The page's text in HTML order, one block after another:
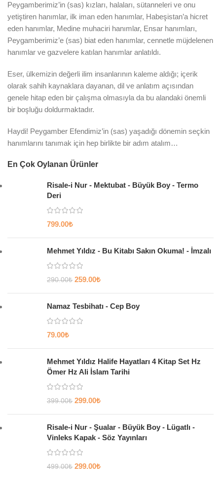
Peygamberimiz’in (sas) kızları, halaları, sütanneleri ve onu
yetiştiren hanımlar, ilk iman eden hanımlar, Habeşistan’a hicret
eden hanımlar, Medine muhaciri hanımlar, Ensar hanımları,
Peygamberimiz’e (sas) biat eden hanımlar, cennetle müjdelenen
hanımlar ve gazvelere katılan hanımlar anlatıldı.
Eser, ülkemizin değerli ilim insanlarının kaleme aldığı; içerik
olarak sahih kaynaklara dayanan, dil ve anlatım açısından
genele hitap eden bir çalışma olmasıyla da bu alandaki önemli
bir boşluğu doldurmaktadır.
Haydi! Peygamber Efendimiz’in (sas) yaşadığı dönemin seçkin
hanımlarını tanımak için hep birlikte bir adım atalım…
En Çok Oylanan Ürünler
Risale-i Nur - Mektubat - Büyük Boy - Termo
Deri
799.00₺
Mehmet Yıldız - Bu Kitabı Sakın Okuma! - İmzalı
290.00₺ 259.00₺
Namaz Tesbihatı - Cep Boy
79.00₺
Mehmet Yıldız Halife Hayatları 4 Kitap Set Hz
Ömer Hz Ali İslam Tarihi
399.00₺ 299.00₺
Risale-i Nur - Şualar - Büyük Boy - Lügatlı -
Vinleks Kapak - Söz Yayınları
499.00₺ 299.00₺